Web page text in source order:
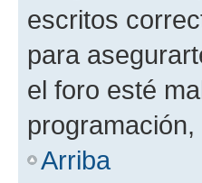
escritos
para
el foro esté
Arriba